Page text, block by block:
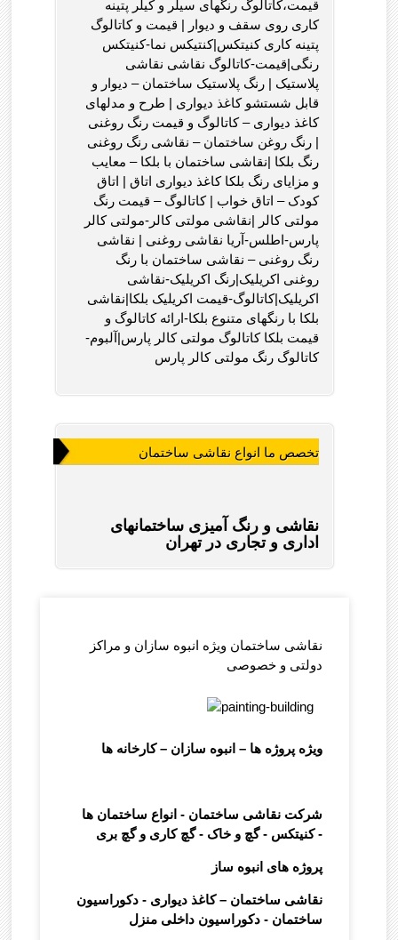
قیمت،کاتالوگ رنگهای سیلر و کیلر پتینه
کاری روی سقف و دیوار | قیمت و کاتالوگ
پتینه کاری کنیتکس|کنتیکس نما-کنیتکس
رنگی|قیمت-کاتالوگ نقاشی نقاشی
پلاستیک | رنگ پلاستیک ساختمان – دیوار و
قابل شستشو کاغذ دیواری | طرح و مدلهای
کاغذ دیواری – کاتالوگ و قیمت رنگ روغنی
| رنگ روغن ساختمان – نقاشی رنگ روغنی
رنگ بلکا |نقاشی ساختمان با بلکا – معایب
و مزایای رنگ بلکا کاغذ دیواری اتاق | اتاق
کودک – اتاق خواب | کاتالوگ – قیمت رنگ
مولتی کالر |نقاشی مولتی کالر-مولتی کالر
پارس-اطلس-آریا نقاشی روغنی | نقاشی
رنگ روغنی – نقاشی ساختمان با رنگ
روغنی اکریلیک|رنگ اکریلیک-نقاشی
اکریلیک|کاتالوگ-قیمت اکریلیک بلکا|نقاشی
بلکا با رنگهای متنوع بلکا-ارائه کاتالوگ و
قیمت بلکا کاتالوگ مولتی کالر پارس|آلبوم-
کاتالوگ رنگ مولتی کالر پارس
تخصص ما انواع نقاشی ساختمان
نقاشی و رنگ آمیزی ساختمانهای
اداری و تجاری در تهران
نقاشی ساختمان ویژه انبوه سازان و مراکز
دولتی و خصوصی
ویژه پروژه ها – انبوه سازان – کارخانه ها
شرکت نقاشی ساختمان - انواع ساختمان ها
-کنیتکس -گچ و خاک - گچ کاری و گچ بری
پروژه های انبوه ساز
نقاشی ساختمان – کاغذ دیواری - دکوراسیون
ساختمان - دکوراسیون داخلی منزل